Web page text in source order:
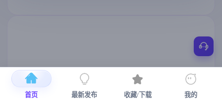
首页 最新发布 收藏/下载 我的